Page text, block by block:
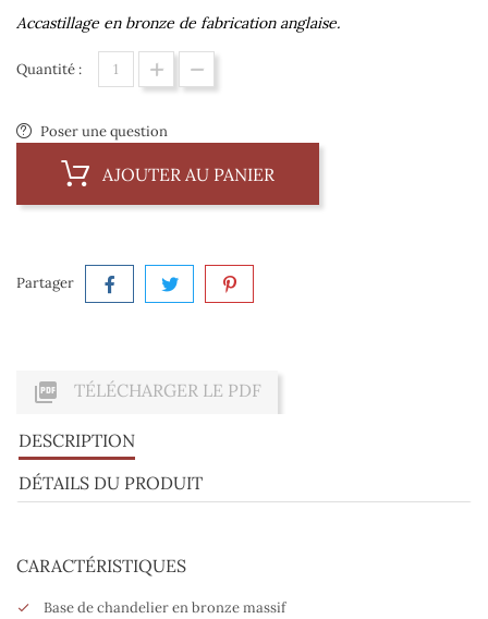
Accastillage en bronze de fabrication anglaise.
Quantité :
Poser une question
AJOUTER AU PANIER
Partager
 TÉLÉCHARGER LE PDF
DESCRIPTION
DÉTAILS DU PRODUIT
CARACTÉRISTIQUES
Base de chandelier en bronze massif